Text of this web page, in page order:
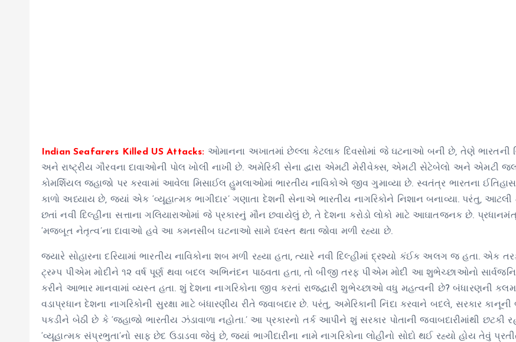
Indian Seafarers Killed US Attacks: ઓમાનના અખાતમાં છેલ્લા કેટલાક દિવસોમાં જે ઘટનાઓ બની છે, તેણે ભારતની
અને રાષ્ટ્રીય ગૌરવના દાવાઓની પોલ ખોલી નાખી છે. અમેરિકી સેના દ્વારા એમટી મેરીવેક્સ, એમટી સેટેબેલો અને એમટી
કોમર્શિયલ જહાજો પર કરવામાં આવેલા મિસાઈલ હુમલાઓમાં ભારતીય નાવિકોએ જીવ ગુમાવ્યા છે. સ્વતંત્ર ભારતના
કાળો અધ્યાય છે, જ્યાં એક ‘વ્યૂહાત્મક ભાગીદાર’ ગણાતા દેશની સેનાએ ભારતીય નાગરિકોને નિશાન બનાવ્યા. પરંતુ, આટલી
છતાં નવી દિલ્હીના સત્તાના ગલિયારાઓમાં જે પ્રકારનું મૌન છવાયેલું છે, તે દેશના કરોડો લોકો માટે આઘાતજનક છે.
‘મજબૂત નેતૃત્વ’ના દાવાઓ હવે આ કમનસીબ ઘટનાઓ સામે ધ્વસ્ત થતા જોવા મળી રહ્યા છે.
જ્યારે સોહારના દરિયામાં ભારતીય નાવિકોના શબ મળી રહ્યા હતા, ત્યારે નવી દિલ્હીમાં દ્રશ્યો કંઈક અલગ જ હતા. એક
ટ્રમ્પ પીએમ મોદીને ૧૨ વર્ષ પૂર્ણ થવા બદલ અભિનંદન પાઠવતા હતા, તો બીજી તરફ પીએમ મોદી આ શુભેચ્છાઓનો
કરીને આભાર માનવામાં વ્યસ્ત હતા. શું દેશના નાગરિકોના જીવ કરતાં રાજદ્વારી શુભેચ્છાઓ વધુ મહત્વની છે? બંધારણની
વડાપ્રધાન દેશના નાગરિકોની સુરક્ષા માટે બંધારણીય રીતે જવાબદાર છે. પરંતુ, અમેરિકાની નિંદા કરવાને બદલે, સરકાર
પકડીને બેઠી છે કે ‘જહાજો ભારતીય ઝંડાવાળા નહોતા.’ આ પ્રકારનો તર્ક આપીને શું સરકાર પોતાની જવાબદારીમાંથી છટકી
‘વ્યૂહાત્મક સંપ્રભુતા’નો સાફ છેદ ઉડાડવા જેવું છે, જ્યાં ભાગીદારીના નામે નાગરિકોના લોહીનો સોદો થઈ રહ્યો હોય તેવું